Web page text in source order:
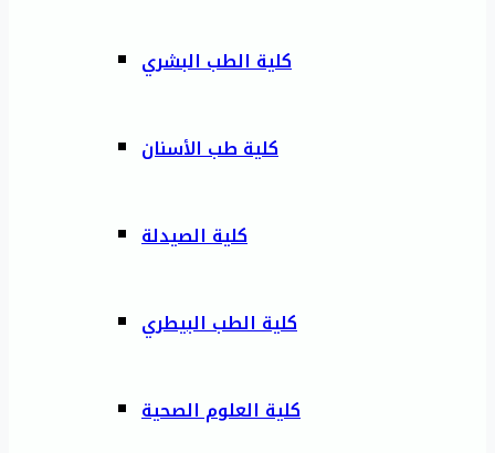
كلية الطب البشري
كلية طب الأسنان
كلية الصيدلة
كلية الطب البيطري
كلية العلوم الصحية